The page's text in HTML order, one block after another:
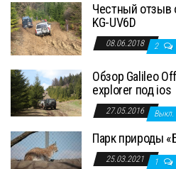
Честный отзыв
KG-UV6D
08.06.2018 2
Обзор Galileo
explorer под ios
27.05.2016 Выкл.
Парк природы
25.03.2021 1